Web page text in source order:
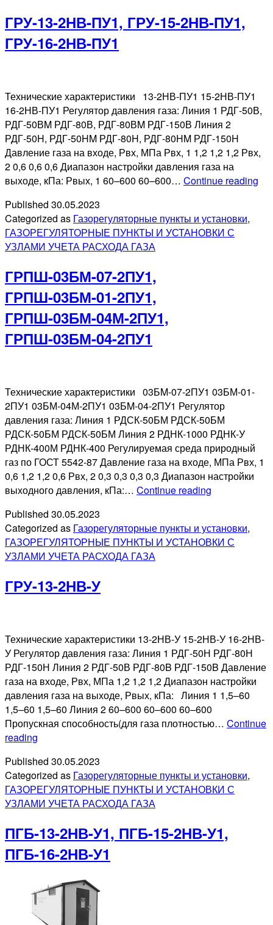
ГРУ-13-2НВ-ПУ1, ГРУ-15-2НВ-ПУ1,
ГРУ-16-2НВ-ПУ1
Технические характеристики 13-2НВ-ПУ1 15-2НВ-ПУ1
16-2НВ-ПУ1 Регулятор давления газа: Линия 1 РДГ-50В,
РДГ-50ВM РДГ-80В, РДГ-80ВM РДГ-150В Линия 2
РДГ-50H, РДГ-50HM РДГ-80H, РДГ-80HM РДГ-150H
Давление газа на входе, Рвх, МПа Рвх, 1 1,2 1,2 1,2 Рвх,
2 0,6 0,6 0,6 Диапазон настройки давления газа на
выходе, кПа: Рвых, 1 60–600 60–600… Continue reading
Published 30.05.2023
Categorized as Газорегуляторные пункты и установки,
ГАЗОРЕГУЛЯТОРНЫЕ ПУНКТЫ И УСТАНОВКИ С
УЗЛАМИ УЧЕТА РАСХОДА ГАЗА
ГРПШ-03БМ-07-2ПУ1,
ГРПШ-03БМ-01-2ПУ1,
ГРПШ-03БМ-04М-2ПУ1,
ГРПШ-03БМ-04-2ПУ1
Технические характеристики 03БM-07-2ПУ1 03БМ-01-
2ПУ1 03БМ-04М-2ПУ1 03БM-04-2ПУ1 Регулятор
давления газа: Линия 1 РДСК-50БМ РДСК-50БМ
РДСК-50БМ РДСК-50БМ Линия 2 РДНК-1000 РДНК-У
РДНК-400М РДНК-400 Регулируемая среда природный
газ по ГОСТ 5542-87 Давление газа на входе, МПа Рвх, 1
0,6 1,2 1,2 0,6 Рвх, 2 0,3 0,3 0,3 0,3 Диапазон настройки
выходного давления, кПа:… Continue reading
2ПУ1,
ГРПШ-03БМ-
Published 30.05.2023
Categorized as Газорегуляторные пункты и установки,
ГАЗОРЕГУЛЯТОРНЫЕ ПУНКТЫ И УСТАНОВКИ С
УЗЛАМИ УЧЕТА РАСХОДА ГАЗА
ГРУ-13-2НВ-У
Технические характеристики 13-2НВ-У 15-2НВ-У 16-2НВ-
У Регулятор давления газа: Линия 1 РДГ-50Н РДГ-80Н
РДГ-150Н Линия 2 РДГ-50В РДГ-80B РДГ-150B Давление
газа на входе, Рвх, МПа 1,2 1,2 1,2 Диапазон настройки
давления газа на выходе, Рвых, кПа: Линия 1 1,5–60
1,5–60 1,5–60 Линия 2 60–600 60–600 60–600
Пропускная способность(для газа плотностью… Continue
reading
У
Published 30.05.2023
Categorized as Газорегуляторные пункты и установки,
ГАЗОРЕГУЛЯТОРНЫЕ ПУНКТЫ И УСТАНОВКИ С
УЗЛАМИ УЧЕТА РАСХОДА ГАЗА
ПГБ-13-2НВ-У1, ПГБ-15-2НВ-У1,
ПГБ-16-2НВ-У1